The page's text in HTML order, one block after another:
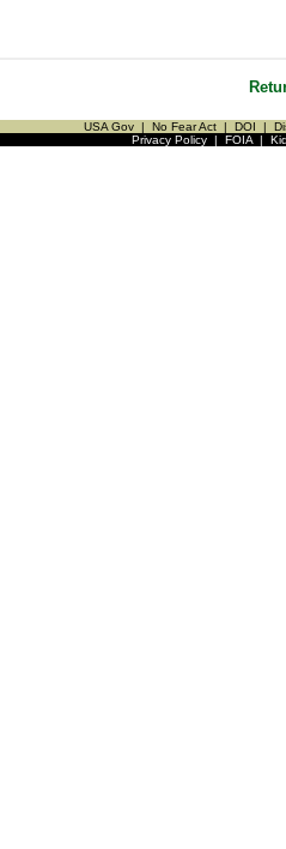
USA Gov | No Fear Act | DOI |
Privacy Policy| FOIA|